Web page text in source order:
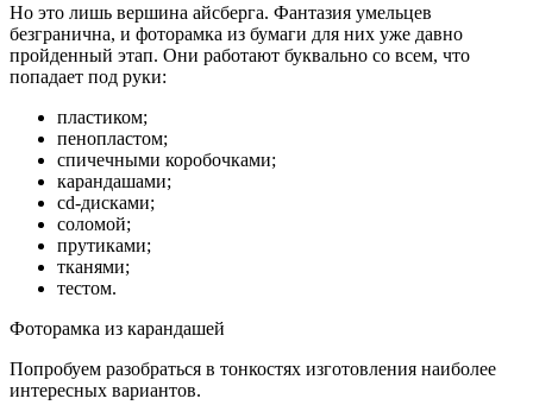
Но это лишь вершина айсберга. Фантазия умельцев
безгранична, и фоторамка из бумаги для них уже давно
пройденный этап. Они работают буквально со всем, что
попадает под руки:
пластиком;
пенопластом;
спичечными коробочками;
карандашами;
cd-дисками;
соломой;
прутиками;
тканями;
тестом.
Фоторамка из карандашей
Попробуем разобраться в тонкостях изготовления наиболее
интересных вариантов.